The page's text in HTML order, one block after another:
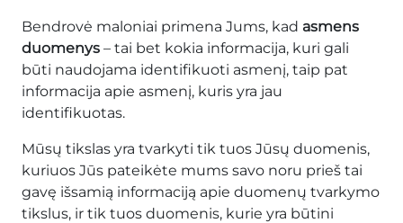
Bendrovė maloniai primena Jums, kad asmens
duomenys – tai bet kokia informacija, kuri gali
būti naudojama identifikuoti asmenį, taip pat
informacija apie asmenį, kuris yra jau
identifikuotas.
Mūsų tikslas yra tvarkyti tik tuos Jūsų duomenis,
kuriuos Jūs pateikėte mums savo noru prieš tai
gavę išsamią informaciją apie duomenų tvarkymo
tikslus, ir tik tuos duomenis, kurie yra būtini